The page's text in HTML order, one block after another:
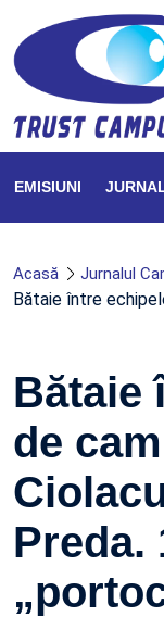
EMISIUNI
Acasă Jurnalul
Bătaie între
Bătaie
de
Preda.